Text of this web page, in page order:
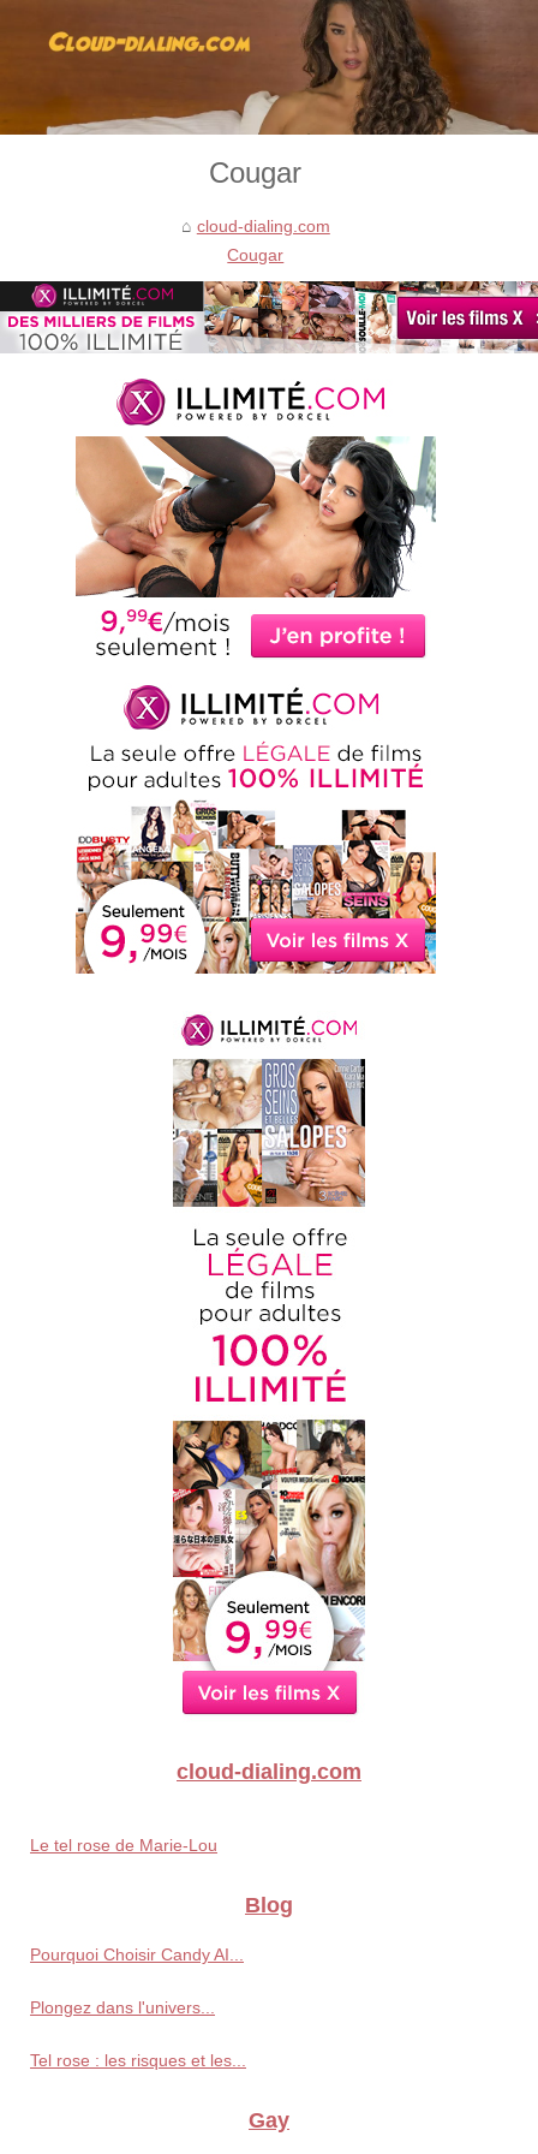
Cougar
cloud-dialing.com
Cougar
cloud-dialing.com
Le tel rose de Marie-Lou
Blog
Pourquoi Choisir Candy AI...
Plongez dans l'univers...
Tel rose : les risques et les...
Gay